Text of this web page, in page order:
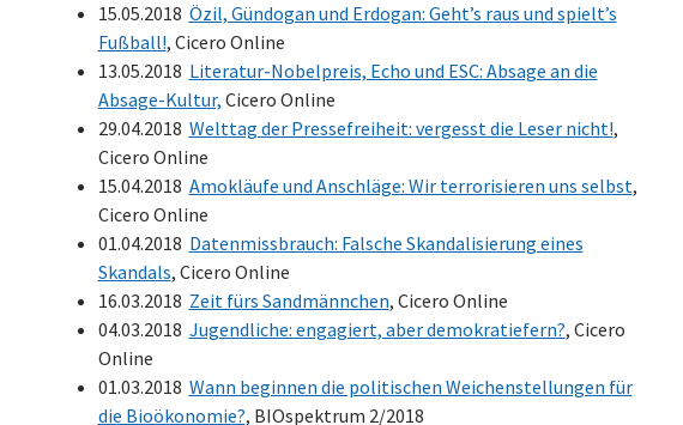
15.05.2018 Özil, Gündogan und Erdogan: Geht’s raus und spielt’s
Fußball!, Cicero Online
13.05.2018 Literatur-Nobelpreis, Echo und ESC: Absage an die
Absage-Kultur, Cicero Online
29.04.2018 Welttag der Pressefreiheit: vergesst die Leser nicht!,
Cicero Online
15.04.2018 Amokläufe und Anschläge: Wir terrorisieren uns selbst,
Cicero Online
01.04.2018 Datenmissbrauch: Falsche Skandalisierung eines
Skandals, Cicero Online
16.03.2018 Zeit fürs Sandmännchen, Cicero Online
04.03.2018 Jugendliche: engagiert, aber demokratiefern?, Cicero
Online
01.03.2018 Wann beginnen die politischen Weichenstellungen für
die Bioökonomie?, BIOspektrum 2/2018